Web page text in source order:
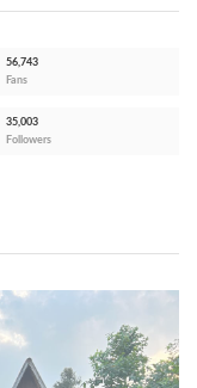
56,743
Fans
35,003
Followers